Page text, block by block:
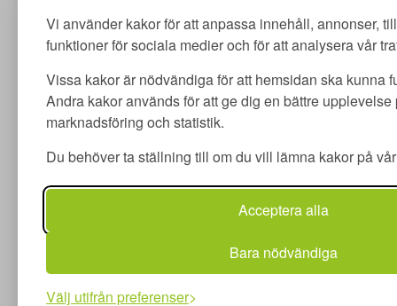
Vi använder kakor för att anpassa innehåll, annonser,
funktioner för sociala medier och för att analysera vår
Vissa kakor är nödvändiga för att hemsidan ska kunna
Andra kakor används för att ge dig en bättre
marknadsföring och statistik.
Du behöver ta ställning till om du vill lämna kakor på
Acceptera alla
Bara nödvändiga
Välj utifrån preferenser